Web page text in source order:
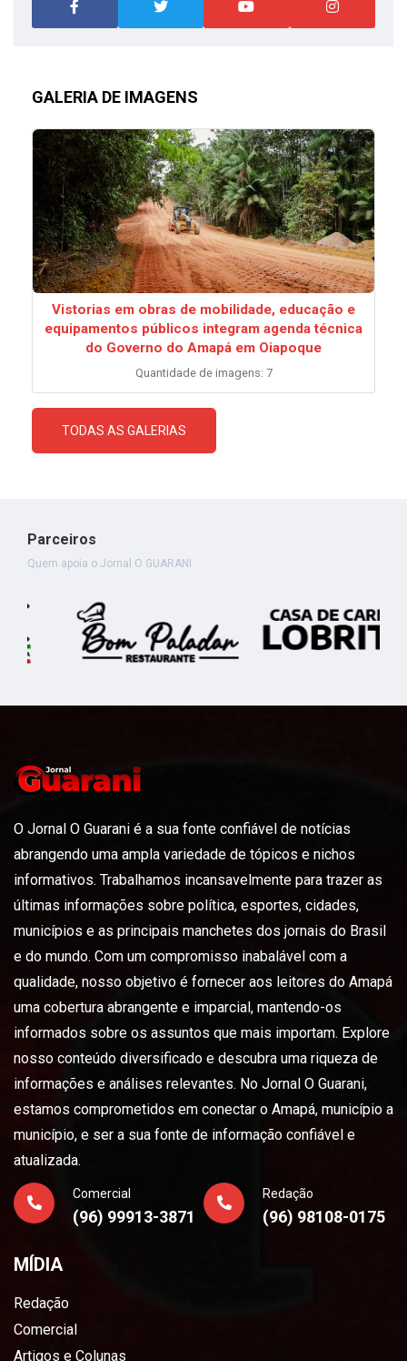
GALERIA DE IMAGENS
Vistorias em obras de mobilidade, educação e
equipamentos públicos integram agenda técnica
do Governo do Amapá em Oiapoque
Quantidade de imagens: 7
TODAS AS GALERIAS
Parceiros
Quem apoia o Jornal O GUARANI
O Jornal O Guarani é a sua fonte confiável de notícias
abrangendo uma ampla variedade de tópicos e nichos
informativos. Trabalhamos incansavelmente para trazer as
últimas informações sobre política, esportes, cidades,
municípios e as principais manchetes dos jornais do Brasil
e do mundo. Com um compromisso inabalável com a
qualidade, nosso objetivo é fornecer aos leitores do Amapá
uma cobertura abrangente e imparcial, mantendo-os
informados sobre os assuntos que mais importam. Explore
nosso conteúdo diversificado e descubra uma riqueza de
informações e análises relevantes. No Jornal O Guarani,
estamos comprometidos em conectar o Amapá, município a
município, e ser a sua fonte de informação confiável e
atualizada.
Comercial
(96) 99913-3871
Redação
(96) 98108-0175
MÍDIA
Redação
Comercial
Artigos e Colunas